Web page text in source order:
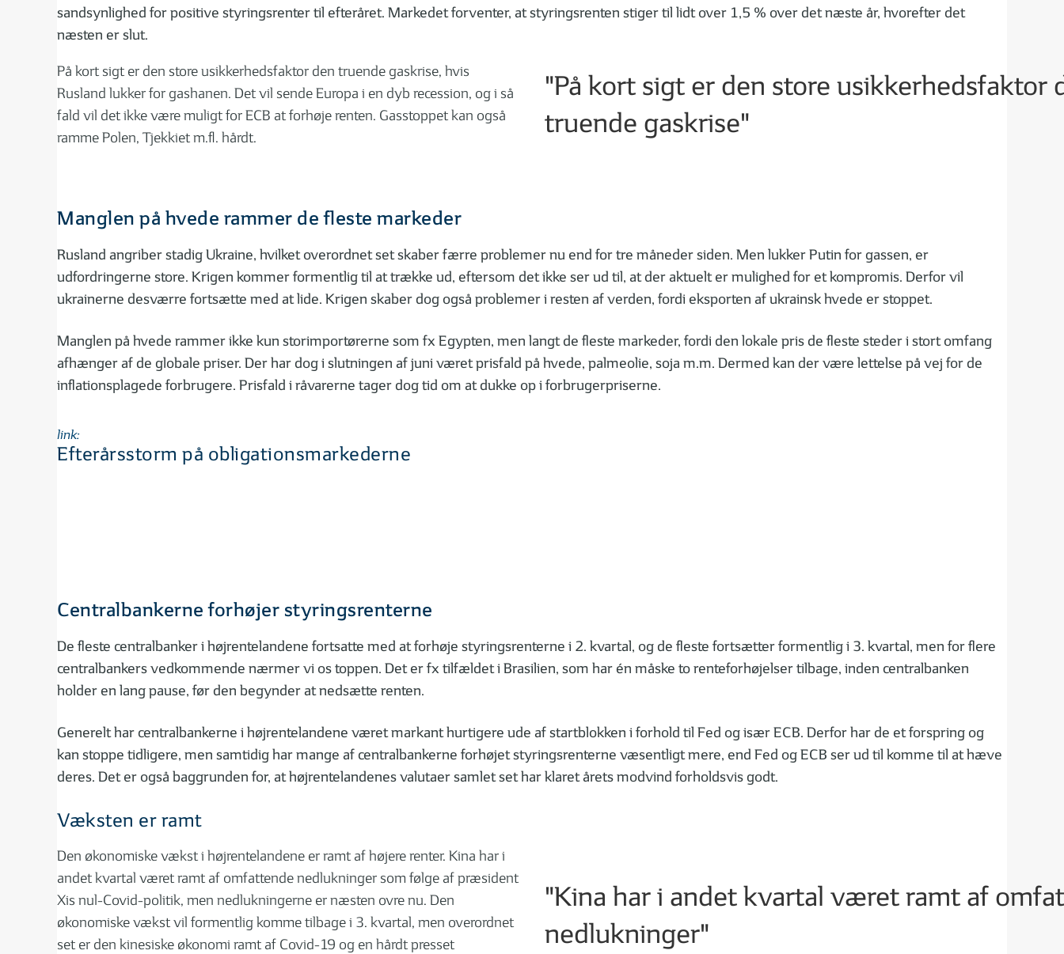
sandsynlighed for positive styringsrenter til efteråret. Markedet forventer, at styringsrenten stiger til lidt over 1,5 % over det næste år, hvorefter det
næsten er slut.
På kort sigt er den store usikkerhedsfaktor den truende gaskrise, hvis
Rusland lukker for gashanen. Det vil sende Europa i en dyb recession, og i så
fald vil det ikke være muligt for ECB at forhøje renten. Gasstoppet kan også
ramme Polen, Tjekkiet m.fl. hårdt.
"På kort sigt er den store usikkerhedsfaktor
truende gaskrise"
Manglen på hvede rammer de fleste markeder
Rusland angriber stadig Ukraine, hvilket overordnet set skaber færre problemer nu end for tre måneder siden. Men lukker Putin for gassen, er
udfordringerne store. Krigen kommer formentlig til at trække ud, eftersom det ikke ser ud til, at der aktuelt er mulighed for et kompromis. Derfor vil
ukrainerne desværre fortsætte med at lide. Krigen skaber dog også problemer i resten af verden, fordi eksporten af ukrainsk hvede er stoppet.
Manglen på hvede rammer ikke kun storimportørerne som fx Egypten, men langt de fleste markeder, fordi den lokale pris de fleste steder i stort omfang
afhænger af de globale priser. Der har dog i slutningen af juni været prisfald på hvede, palmeolie, soja m.m. Dermed kan der være lettelse på vej for de
inflationsplagede forbrugere. Prisfald i råvarerne tager dog tid om at dukke op i forbrugerpriserne.
link:
Efterårsstorm på obligationsmarkederne
Centralbankerne forhøjer styringsrenterne
De fleste centralbanker i højrentelandene fortsatte med at forhøje styringsrenterne i 2. kvartal, og de fleste fortsætter formentlig i 3. kvartal, men for flere
centralbankers vedkommende nærmer vi os toppen. Det er fx tilfældet i Brasilien, som har én måske to renteforhøjelser tilbage, inden centralbanken
holder en lang pause, før den begynder at nedsætte renten.
Generelt har centralbankerne i højrentelandene været markant hurtigere ude af startblokken i forhold til Fed og især ECB. Derfor har de et forspring og
kan stoppe tidligere, men samtidig har mange af centralbankerne forhøjet styringsrenterne væsentligt mere, end Fed og ECB ser ud til komme til at hæve
deres. Det er også baggrunden for, at højrentelandenes valutaer samlet set har klaret årets modvind forholdsvis godt.
Væksten er ramt
Den økonomiske vækst i højrentelandene er ramt af højere renter. Kina har i
andet kvartal været ramt af omfattende nedlukninger som følge af præsident
Xis nul-Covid-politik, men nedlukningerne er næsten ovre nu. Den
økonomiske vækst vil formentlig komme tilbage i 3. kvartal, men overordnet
set er den kinesiske økonomi ramt af Covid-19 og en hårdt presset
"Kina har i andet kvartal været ramt af
nedlukninger"